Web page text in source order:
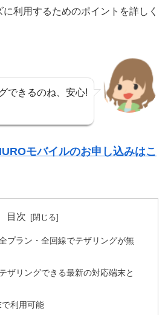
利用するためのポイントを詳しく
できるのね、安心!
モバイルのお申し込みはこ
目次
プラン・全回線でテザリングが無
ザリングできる最新の対応端末と
利用可能